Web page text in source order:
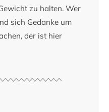
zu halten. Wer
sich Gedanke um
der ist hier